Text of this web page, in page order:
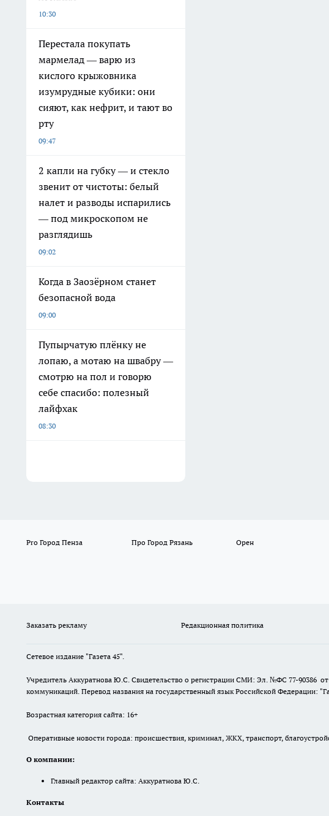
10:30
Перестала покупать
мармелад — варю из
кислого крыжовника
изумрудные кубики: они
сияют, как нефрит, и тают во
рту
09:47
2 капли на губку — и стекло
звенит от чистоты: белый
налет и разводы испарились
— под микроскопом не
разглядишь
09:02
Когда в Заозёрном станет
безопасной вода
09:00
Пупырчатую плёнку не
лопаю, а мотаю на швабру —
смотрю на пол и говорю
себе спасибо: полезный
лайфхак
08:30
Pro Город Пенза Про Город Рязань Орен
Заказать рекламу Редакционная политика
Сетевое издание "Газета 45".
Учредитель Аккуратнова Ю.С. Свидетельство о регистрации СМИ: Эл. №ФС 77-90386
коммуникаций. Перевод названия на государственный язык Российской Федерации:
Возрастная категория сайта: 16+
Оперативные новости города: происшествия, криминал, ЖКХ, транспорт,
О компании:
Главный редактор сайта: Аккуратнова Ю.С.
Контакты